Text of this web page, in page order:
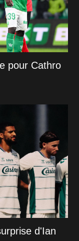
pour Cathro
d'Ian